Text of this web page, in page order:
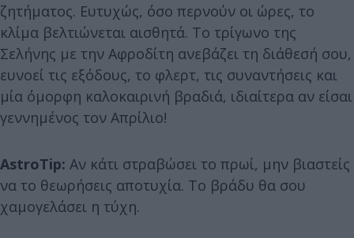
ζητήματος. Ευτυχώς, όσο περνούν οι ώρες, το
κλίμα βελτιώνεται αισθητά. Το τρίγωνο της
Σελήνης με την Αφροδίτη ανεβάζει τη διάθεσή σου,
ευνοεί τις εξόδους, το φλερτ, τις συναντήσεις και
μία όμορφη καλοκαιρινή βραδιά, ιδιαίτερα αν είσαι
γεννημένος τον Απρίλιο!
AstroTip: Αν κάτι στραβώσει το πρωί, μην βιαστείς
να το θεωρήσεις αποτυχία. Το βράδυ θα σου
χαμογελάσει η τύχη.